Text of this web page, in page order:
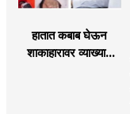
हातात कबाब घेऊन
शाकाहारावर व्याख्यान